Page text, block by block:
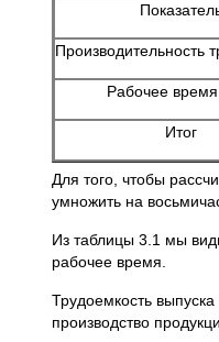
Производительность
Рабочее
Итог
Для того, чтобы
умножить на
Из таблицы 3.1 мы
рабочее время.
Трудоемкость
производство